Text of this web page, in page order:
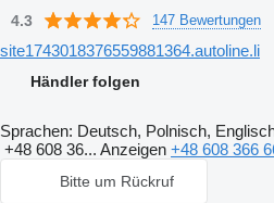
4.3 147 Bewertungen
site1743018376559881364.autoline.li
Händler folgen
Sprachen: Deutsch, Polnisch,
+48 608 36... Anzeigen +48 608 366
Bitte um Rückruf